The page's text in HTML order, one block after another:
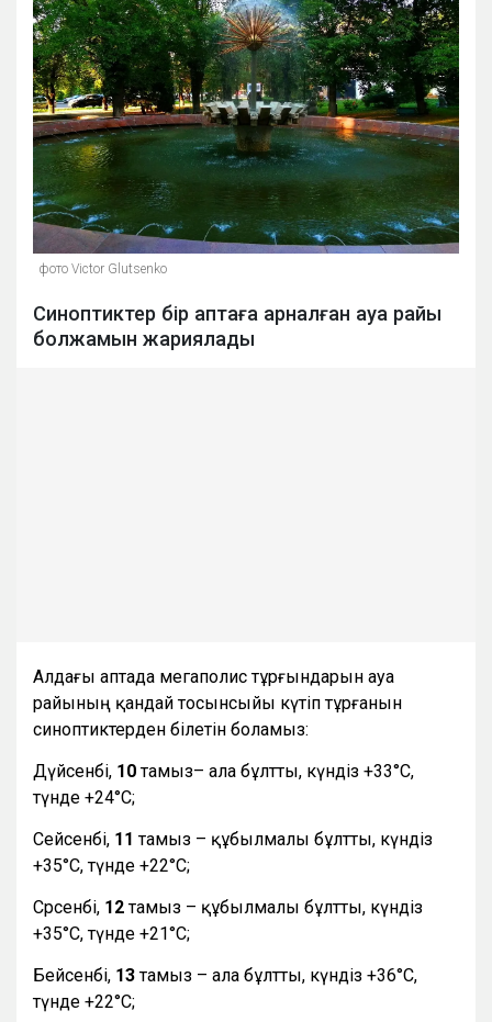
фото Victor Glutsenko
Синоптиктер бір аптаға арналған ауа райы
болжамын жариялады
Алдағы аптада мегаполис тұрғындарын ауа
райының қандай тосынсыйы күтіп тұрғанын
синоптиктерден білетін боламыз:
Дүйсенбі, 10тамыз– ала бұлтты, күндіз +33°С,
түнде +24°С;
Сейсенбі, 11тамыз – құбылмалы бұлтты, күндіз
+35°С, түнде +22°С;
Сәрсенбі, 12тамыз – құбылмалы бұлтты, күндіз
+35°С, түнде +21°С;
Бейсенбі, 13тамыз – ала бұлтты, күндіз +36°С,
түнде +22°С;